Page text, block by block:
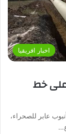
اخبار افريقيا
على خط
عابر للصحراء،